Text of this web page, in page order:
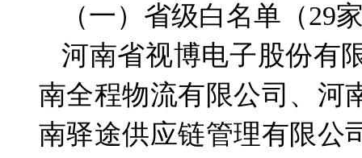
（一）省级白名单（29
河南省视博电子股份有
南全程物流有限公司、河
南驿途供应链管理有限公